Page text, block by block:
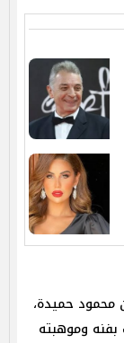
محمود حميدة،
وموهبته